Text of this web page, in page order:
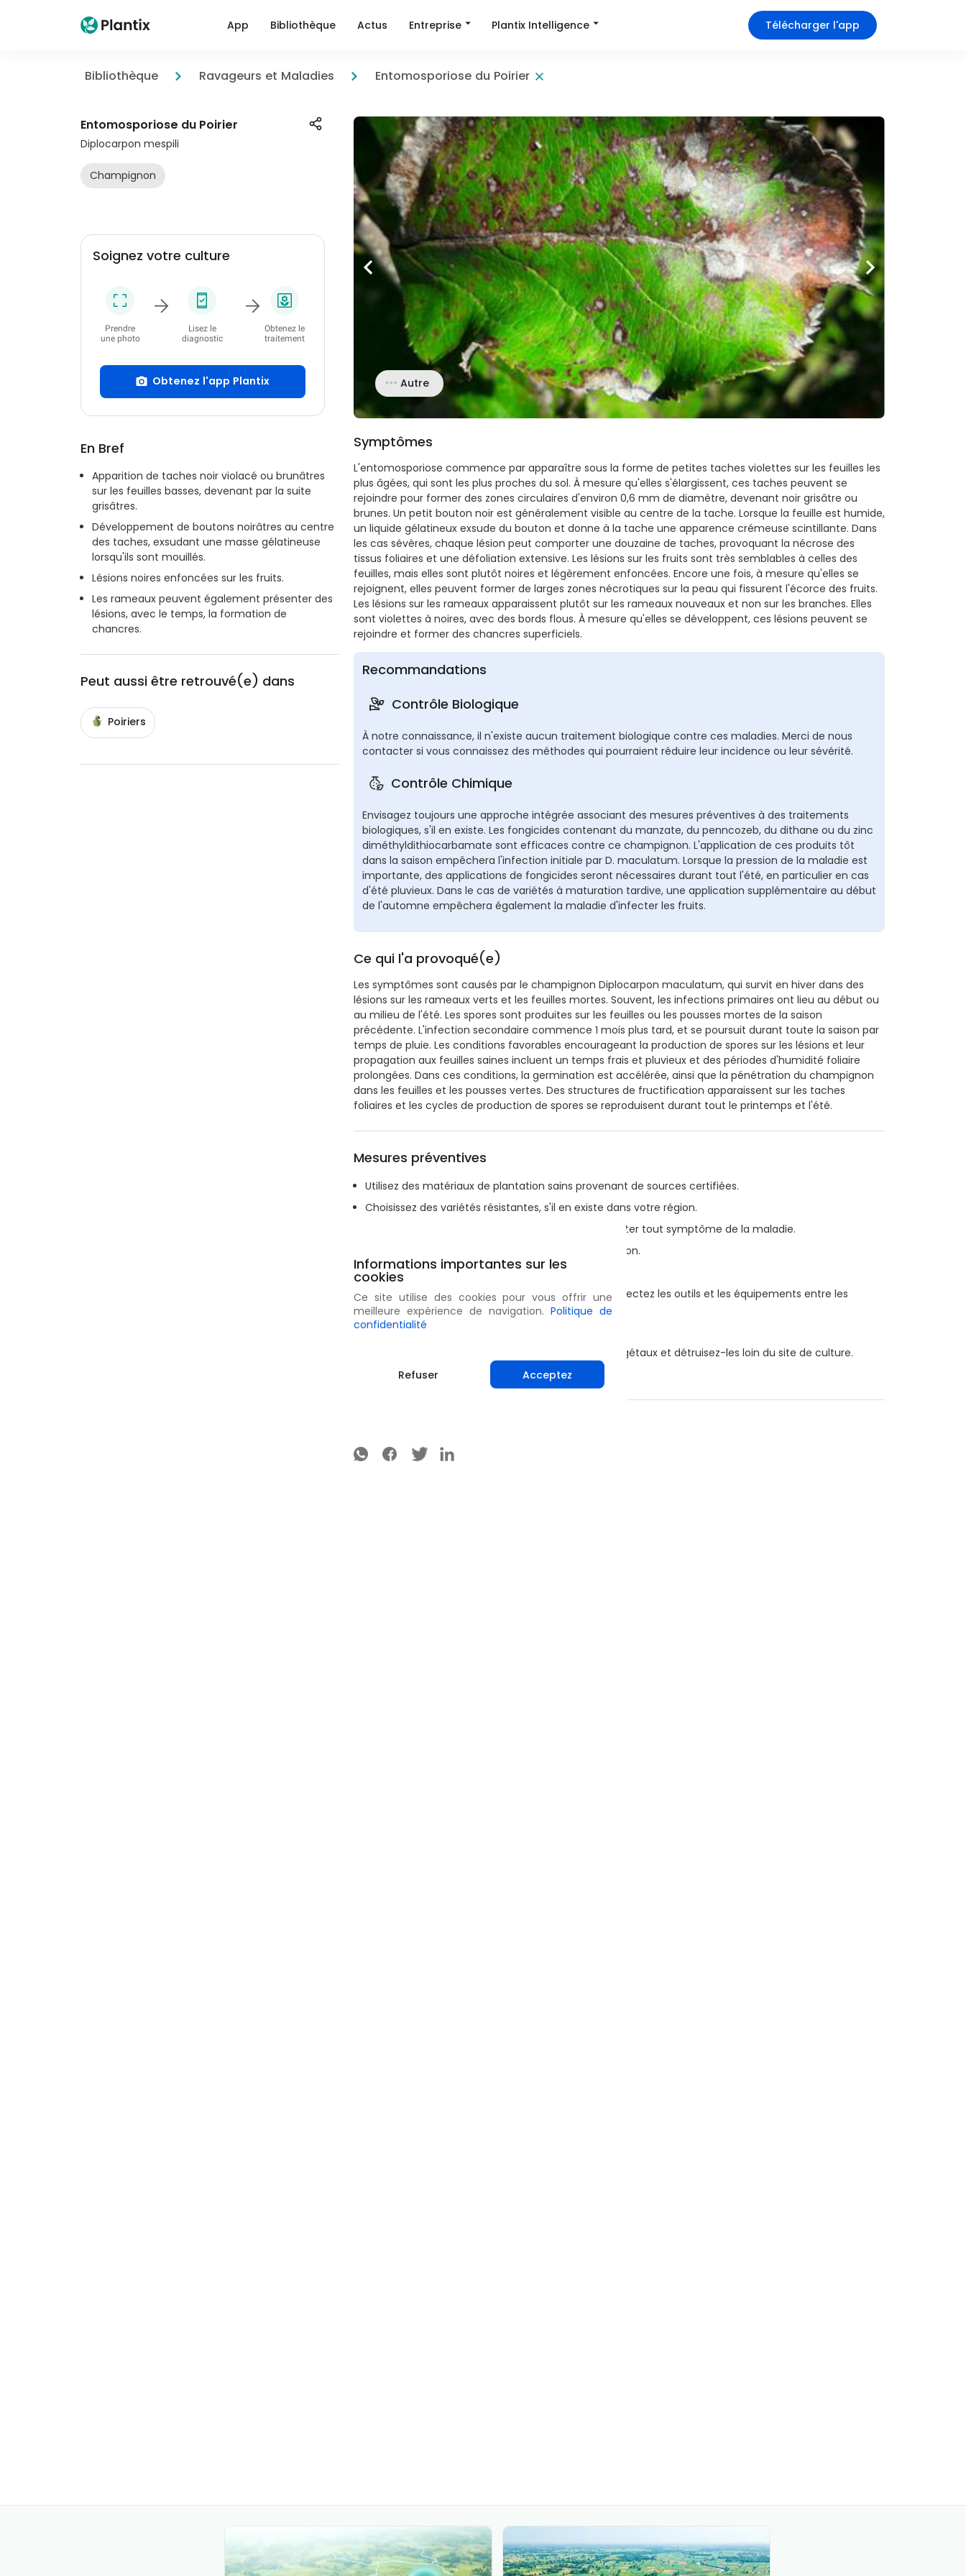
App Bibliothèque Actus Entreprise Plantix Intelligence Télécharger l'app
Bibliothèque Ravageurs et Maladies Entomosporiose du Poirier
Entomosporiose du Poirier
Diplocarpon mespili
Champignon
Soignez votre culture
Prendre
une photo
Lisez le
diagnostic
Obtenez le
traitement
Obtenez l'app Plantix
En Bref
Apparition de taches noir violacé ou brunâtres
sur les feuilles basses, devenant par la suite
grisâtres.
Développement de boutons noirâtres au centre
des taches, exsudant une masse gélatineuse
lorsqu'ils sont mouillés.
Lésions noires enfoncées sur les fruits.
Les rameaux peuvent également présenter des
lésions, avec le temps, la formation de
chancres.
Peut aussi être retrouvé(e) dans
Poiriers
Autre
Symptômes
L'entomosporiose commence par apparaître sous la forme de petites taches violettes sur les feuilles les
plus âgées, qui sont les plus proches du sol. À mesure qu'elles s'élargissent, ces taches peuvent se
rejoindre pour former des zones circulaires d'environ 0,6 mm de diamètre, devenant noir grisâtre ou
brunes. Un petit bouton noir est généralement visible au centre de la tache. Lorsque la feuille est humide,
un liquide gélatineux exsude du bouton et donne à la tache une apparence crémeuse scintillante. Dans
les cas sévères, chaque lésion peut comporter une douzaine de taches, provoquant la nécrose des
tissus foliaires et une défoliation extensive. Les lésions sur les fruits sont très semblables à celles des
feuilles, mais elles sont plutôt noires et légèrement enfoncées. Encore une fois, à mesure qu'elles se
rejoignent, elles peuvent former de larges zones nécrotiques sur la peau qui fissurent l'écorce des fruits.
Les lésions sur les rameaux apparaissent plutôt sur les rameaux nouveaux et non sur les branches. Elles
sont violettes à noires, avec des bords flous. À mesure qu'elles se développent, ces lésions peuvent se
rejoindre et former des chancres superficiels.
Recommandations
Contrôle Biologique
À notre connaissance, il n'existe aucun traitement biologique contre ces maladies. Merci de nous
contacter si vous connaissez des méthodes qui pourraient réduire leur incidence ou leur sévérité.
Contrôle Chimique
Envisagez toujours une approche intégrée associant des mesures préventives à des traitements
biologiques, s'il en existe. Les fongicides contenant du manzate, du penncozeb, du dithane ou du zinc
diméthyldithiocarbamate sont efficaces contre ce champignon. L'application de ces produits tôt
dans la saison empêchera l'infection initiale par D. maculatum. Lorsque la pression de la maladie est
importante, des applications de fongicides seront nécessaires durant tout l'été, en particulier en cas
d'été pluvieux. Dans le cas de variétés à maturation tardive, une application supplémentaire au début
de l'automne empêchera également la maladie d'infecter les fruits.
Ce qui l'a provoqué(e)
Les symptômes sont causés par le champignon Diplocarpon maculatum, qui survit en hiver dans des
lésions sur les rameaux verts et les feuilles mortes. Souvent, les infections primaires ont lieu au début ou
au milieu de l'été. Les spores sont produites sur les feuilles ou les pousses mortes de la saison
précédente. L'infection secondaire commence 1 mois plus tard, et se poursuit durant toute la saison par
temps de pluie. Les conditions favorables encourageant la production de spores sur les lésions et leur
propagation aux feuilles saines incluent un temps frais et pluvieux et des périodes d'humidité foliaire
prolongées. Dans ces conditions, la germination est accélérée, ainsi que la pénétration du champignon
dans les feuilles et les pousses vertes. Des structures de fructification apparaissent sur les taches
foliaires et les cycles de production de spores se reproduisent durant tout le printemps et l'été.
Mesures préventives
Utilisez des matériaux de plantation sains provenant de sources certifiées.
Choisissez des variétés résistantes, s'il en existe dans votre région.
Inspectez régulièrement votre verger afin de détecter tout symptôme de la maladie.
Élaguez les arbres pour permettre une bonne aération.
Évitez d'élaguer trop souvent ou de trop fertiliser.
Maintenez des standards élevés d'hygiène et désinfectez les outils et les équipements entre les
champs et entre utilisations.
Évitez l'irrigation par aspersion.
Retirez les rameaux malades ainsi que les débris végétaux et détruisez-les loin du site de culture.
Retirez tous débris végétaux en automne.
Informations importantes sur les
cookies
Ce site utilise des cookies pour vous offrir une
meilleure expérience de navigation. Politique de
confidentialité
Refuser Acceptez